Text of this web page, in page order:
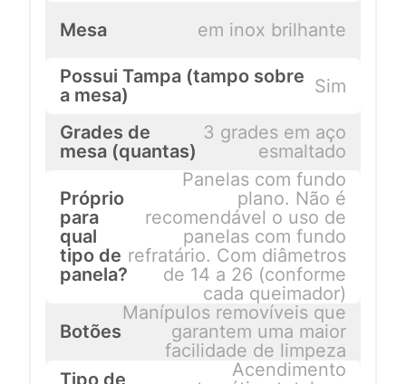
Mesa em inox brilhante
Possui Tampa (tampo sobre
a mesa)
Sim
Grades de
mesa (quantas)
3 grades em aço
esmaltado
Próprio
para
qual
tipo de
panela?
Panelas com fundo
plano. Não é
recomendável o uso de
panelas com fundo
refratário. Com diâmetros
de 14 a 26 (conforme
cada queimador)
Botões
Manípulos removíveis que
garantem uma maior
facilidade de limpeza
Tipo de
Acendimento